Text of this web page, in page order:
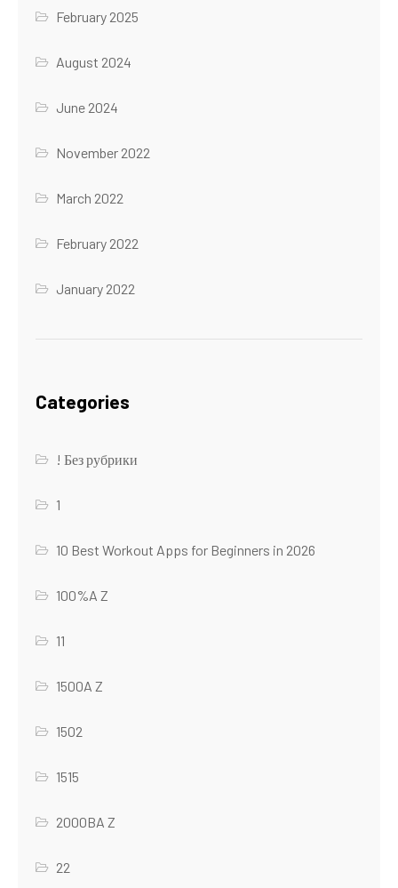
February 2025
August 2024
June 2024
November 2022
March 2022
February 2022
January 2022
Categories
! Без рубрики
1
10 Best Workout Apps for Beginners in 2026
100%A Z
11
1500A Z
1502
1515
2000BA Z
22